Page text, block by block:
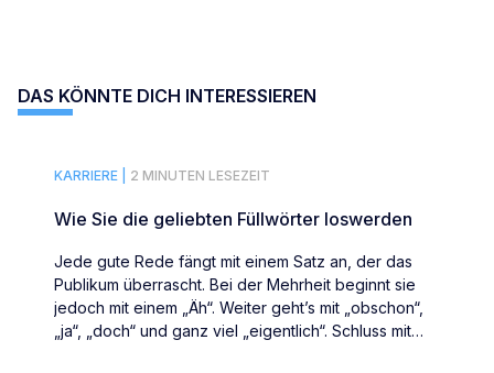
DAS KÖNNTE DICH INTERESSIEREN
KARRIERE | 2 MINUTEN LESEZEIT
Wie Sie die geliebten Füllwörter loswerden
Jede gute Rede fängt mit einem Satz an, der das
Publikum überrascht. Bei der Mehrheit beginnt sie
jedoch mit einem „Äh“. Weiter geht’s mit „obschon“,
„ja“, „doch“ und ganz viel „eigentlich“. Schluss mit